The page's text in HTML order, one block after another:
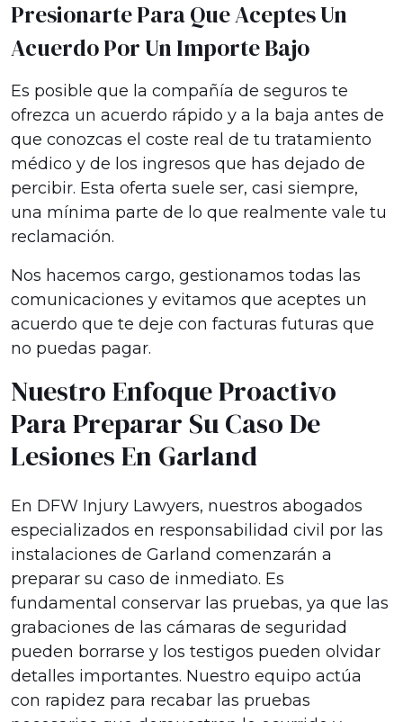
Presionarte Para Que Aceptes Un
Acuerdo Por Un Importe Bajo
Es posible que la compañía de seguros te
ofrezca un acuerdo rápido y a la baja antes de
que conozcas el coste real de tu tratamiento
médico y de los ingresos que has dejado de
percibir. Esta oferta suele ser, casi siempre,
una mínima parte de lo que realmente vale tu
reclamación.
Nos hacemos cargo, gestionamos todas las
comunicaciones y evitamos que aceptes un
acuerdo que te deje con facturas futuras que
no puedas pagar.
Nuestro Enfoque Proactivo
Para Preparar Su Caso De
Lesiones En Garland
En DFW Injury Lawyers, nuestros abogados
especializados en responsabilidad civil por las
instalaciones de Garland comenzarán a
preparar su caso de inmediato. Es
fundamental conservar las pruebas, ya que las
grabaciones de las cámaras de seguridad
pueden borrarse y los testigos pueden olvidar
detalles importantes. Nuestro equipo actúa
con rapidez para recabar las pruebas